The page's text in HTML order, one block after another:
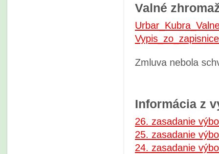
Valné
Zmluva nebola
Informácia z
26. zasadanie
25. zasadanie
24. zasadanie